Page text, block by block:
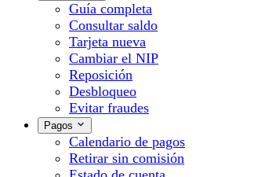
Guía completa
Consultar saldo
Tarjeta nueva
Cambiar el NIP
Reposición
Desbloqueo
Evitar fraudes
Pagos
Calendario de pagos
Retirar sin comisión